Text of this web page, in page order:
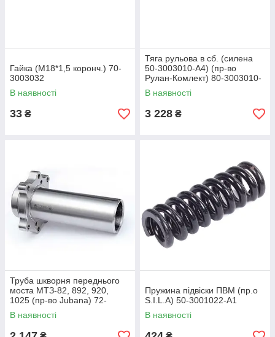
Гайка (М18*1,5 коронч.) 70-
3003032
В наявності
33 ₴
Тяга рульова в сб. (силена
50-3003010-А4) (пр-во
Рулан-Комлект) 80-3003010-
01
В наявності
3 228 ₴
Труба шкворня переднього
моста МТЗ-82, 892, 920,
1025 (пр-во Jubana) 72-
2308040
В наявності
Пружина підвіски ПВМ (пр.о
S.I.L.A) 50-3001022-А1
В наявності